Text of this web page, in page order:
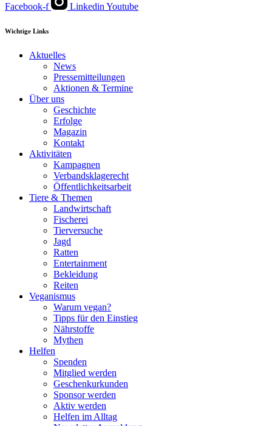
Facebook-f Linkedin Youtube
Wichtige Links
Aktuelles
News
Pressemitteilungen
Aktionen & Termine
Über uns
Geschichte
Erfolge
Magazin
Kontakt
Aktivitäten
Kampagnen
Verbandsklagerecht
Öffentlichkeitsarbeit
Tiere & Themen
Landwirtschaft
Fischerei
Tierversuche
Jagd
Ratten
Entertainment
Bekleidung
Reiten
Veganismus
Warum vegan?
Tipps für den Einstieg
Nährstoffe
Mythen
Helfen
Spenden
Mitglied werden
Geschenkurkunden
Sponsor werden
Aktiv werden
Helfen im Alltag